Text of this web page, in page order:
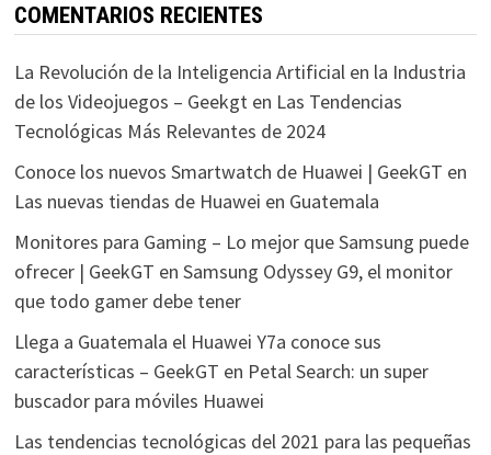
COMENTARIOS RECIENTES
La Revolución de la Inteligencia Artificial en la Industria
de los Videojuegos – Geekgten Las Tendencias
Tecnológicas Más Relevantes de 2024
Conoce los nuevos Smartwatch de Huawei | GeekGT en
Las nuevas tiendas de Huawei en Guatemala
Monitores para Gaming – Lo mejor que Samsung puede
ofrecer | GeekGT en Samsung Odyssey G9, el monitor
que todo gamer debe tener
Llega a Guatemala el Huawei Y7a conoce sus
características – GeekGT en Petal Search: un super
buscador para móviles Huawei
Las tendencias tecnológicas del 2021 para las pequeñas